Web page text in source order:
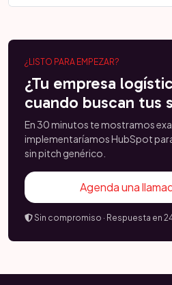
¿LISTO PARA EMPEZAR?
¿Tu empresa
cuando buscan tus
En 30 minutos te mostramos
implementaríamos HubSpot
sin pitch genérico.
Agenda una
Sin compromiso · Respuesta en